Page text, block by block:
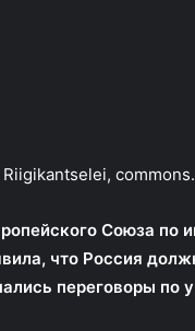
Союза по
что Россия
переговоры по